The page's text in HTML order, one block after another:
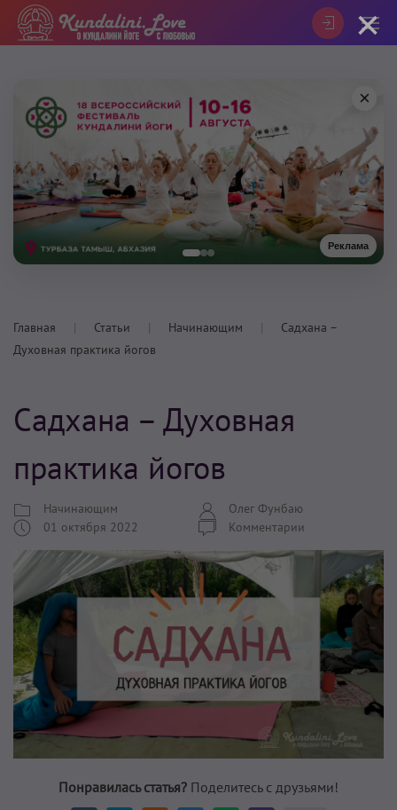
Реклама
×
Главная Статьи Начинающим
Садхана –
Духовная практика йогов
Садхана – Духовная
практика йогов
Начинающим
Олег Фунбаю
01 октября 2022
Комментарии
Понравилась статья? Поделитесь с друзьями!
×